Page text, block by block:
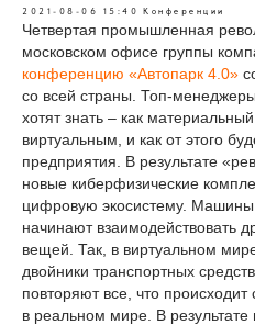
2021-08-06 15:40 Конференции
Четвертая промышленная
московском офисе группы
конференцию «Автопарк 4.0»
со всей страны. Топ-
хотят знать – как
виртуальным, и как от этого
предприятия. В результате
новые киберфизические
цифровую экосистему.
начинают взаимодействовать
вещей. Так, в виртуальном
двойники транспортных
повторяют все, что
в реальном мире. В